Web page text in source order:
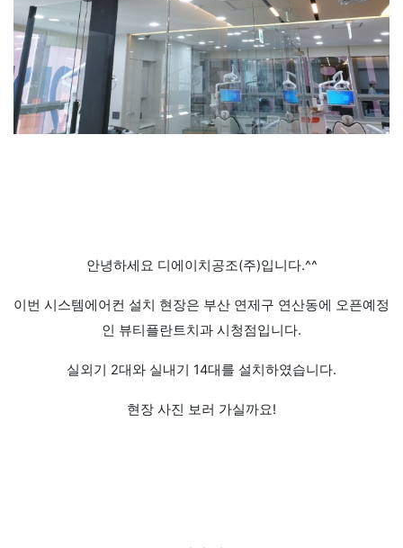
안녕하세요 디에이치공조(주)입니다.^^
이번 시스템에어컨 설치 현장은 부산 연제구 연산동에 오픈예정
인 뷰티플란트치과 시청점입니다.
실외기 2대와 실내기 14대를 설치하였습니다.
현장 사진 보러 가실까요!